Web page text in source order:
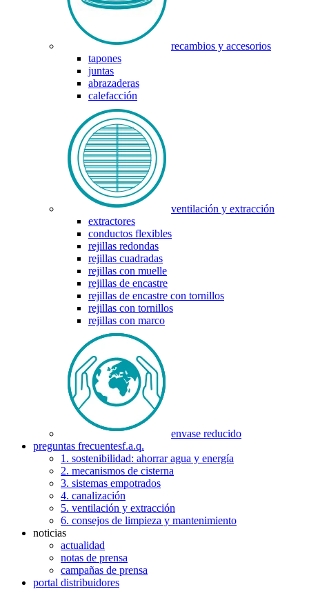
recambios y accesorios
tapones
juntas
abrazaderas
calefacción
ventilación y extracción
extractores
conductos flexibles
rejillas redondas
rejillas cuadradas
rejillas con muelle
rejillas de encastre
rejillas de encastre con tornillos
rejillas con tornillos
rejillas con marco
envase reducido
preguntas frecuentesf.a.q.
1. sostenibilidad: ahorrar agua y energía
2. mecanismos de cisterna
3. sistemas empotrados
4. canalización
5. ventilación y extracción
6. consejos de limpieza y mantenimiento
noticias
actualidad
notas de prensa
campañas de prensa
portal distribuidores